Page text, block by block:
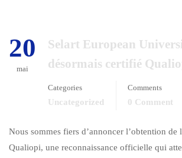
20
mai
Selart European
désormais certifié
Categories
Uncategorized
Comments
0 Comment
Nous sommes fiers d’annoncer l’obtention de
Qualiopi, une reconnaissance officielle qui